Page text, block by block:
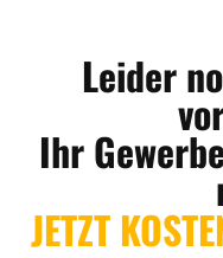
Leider
Ihr
JETZT